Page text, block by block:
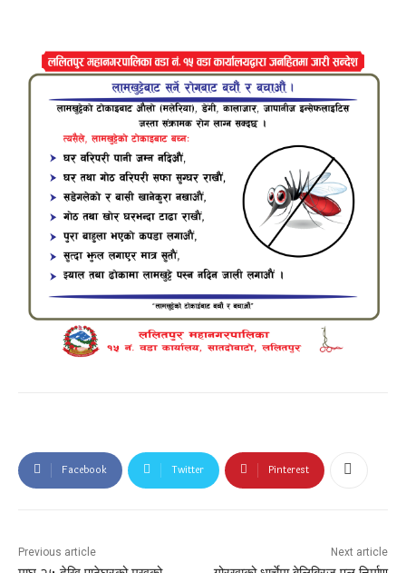
Facebook Twitter Pinterest
Previous article Next article